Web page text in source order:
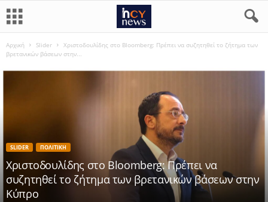
Αρχική Slider
Χριστοδουλίδης στο Bloomberg: Πρέπει να συζητηθεί το ζήτημα των
βρετανικών βάσεων στην...
SLIDER ΠΟΛΙΤΙΚΗ
Χριστοδουλίδης στο Bloomberg: Πρέπει να
συζητηθεί το ζήτημα των βρετανικών βάσεων στην
Κύπρο